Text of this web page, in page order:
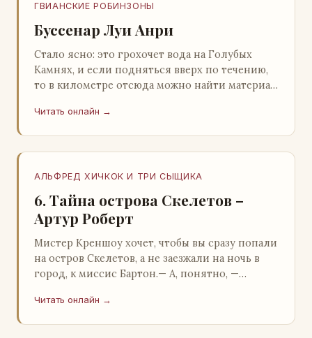
ГВИАНСКИЕ РОБИНЗОНЫ
Буссенар Луи Анри
Стало ясно: это грохочет вода на Голубых
Камнях, и если подняться вверх по течению,
то в километре отсюда можно найти материал
крас…
Читать онлайн →
АЛЬФРЕД ХИЧКОК И ТРИ СЫЩИКА
6. Тайна острова Скелетов –
Артур Роберт
Мистер Креншоу хочет, чтобы вы сразу попали
на остров Скелетов, а не заезжали на ночь в
город, к миссис Бартон.— А, понятно, —
«кризис»…
Читать онлайн →